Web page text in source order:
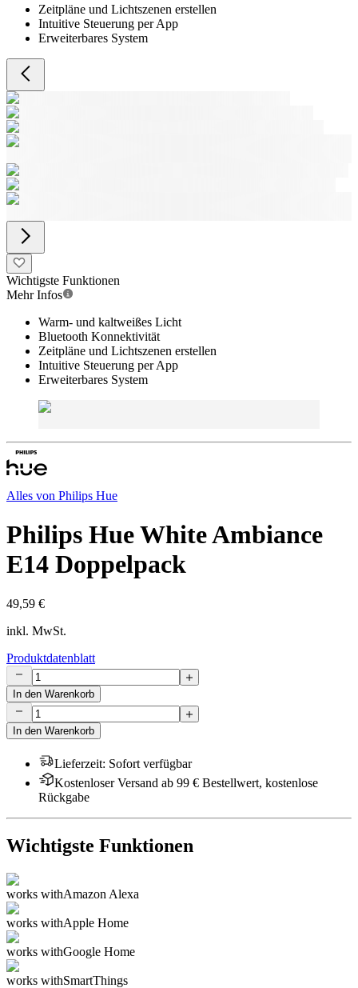
Zeitpläne und Lichtszenen erstellen
Intuitive Steuerung per App
Erweiterbares System
Wichtigste Funktionen
Mehr Infos
Warm- und kaltweißes Licht
Bluetooth Konnektivität
Zeitpläne und Lichtszenen erstellen
Intuitive Steuerung per App
Erweiterbares System
Alles von Philips Hue
Philips Hue White Ambiance
E14 Doppelpack
49,59 €
inkl. MwSt.
Produktdatenblatt
In den Warenkorb
In den Warenkorb
Lieferzeit: Sofort verfügbar
Kostenloser Versand ab 99 € Bestellwert, kostenlose
Rückgabe
Wichtigste Funktionen
works withAmazon Alexa
works withApple Home
works withGoogle Home
works withSmartThings